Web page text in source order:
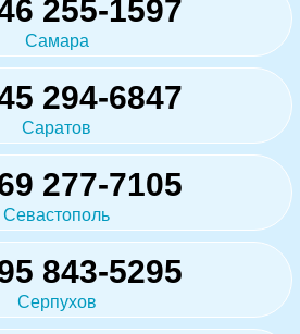
255-1597
Самара
294-6847
Саратов
277-7105
Севастополь
843-5295
Серпухов